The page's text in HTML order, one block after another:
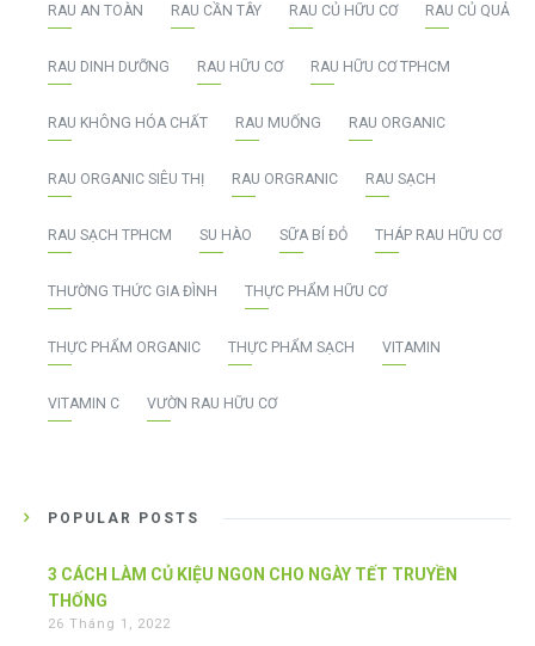
RAU AN TOÀN RAU CẦN TÂY RAU CỦ HỮU CƠ RAU CỦ QUẢ
RAU DINH DƯỠNG RAU HỮU CƠ RAU HỮU CƠ TPHCM
RAU KHÔNG HÓA CHẤT RAU MUỐNG RAU ORGANIC
RAU ORGANIC SIÊU THỊ RAU ORGRANIC RAU SẠCH
RAU SẠCH TPHCM SU HÀO SỮA BÍ ĐỎ THÁP RAU HỮU CƠ
THƯỜNG THỨC GIA ĐÌNH THỰC PHẨM HỮU CƠ
THỰC PHẨM ORGANIC THỰC PHẨM SẠCH VITAMIN
VITAMIN C VƯỜN RAU HỮU CƠ
POPULAR POSTS
3 CÁCH LÀM CỦ KIỆU NGON CHO NGÀY TẾT TRUYỀN
THỐNG
26 Tháng 1, 2022